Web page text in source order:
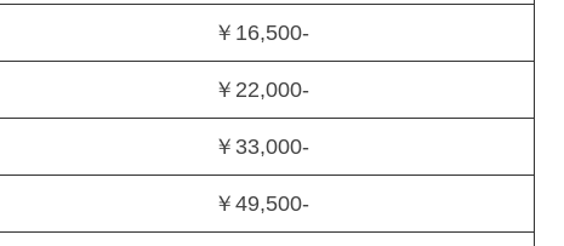
￥16,500-
￥22,000-
￥33,000-
￥49,500-